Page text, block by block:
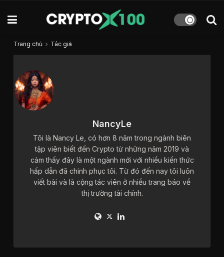
Trang chủ Tác giả
NancyLe
Tôi là Nancy Le, có hơn 8 năm trong ngành biên
tập viên biết đến Crypto từ những năm 2019 và
cảm thấy đây là một ngành mới với nhiều kiến thức
hấp dẫn đã chinh phục tôi. Từ đó đến nay tôi luôn
viết bài và là cộng tác viên ở nhiều trang báo về
thị trường tài chính.